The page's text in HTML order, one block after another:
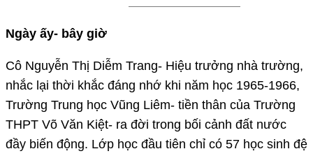
Ngày ấy- bây giờ
Cô Nguyễn Thị Diễm Trang- Hiệu trưởng nhà trường,
nhắc lại thời khắc đáng nhớ khi năm học 1965-1966,
Trường Trung học Vũng Liêm- tiền thân của Trường
THPT Võ Văn Kiệt- ra đời trong bối cảnh đất nước
đầy biến động. Lớp học đầu tiên chỉ có 57 học sinh đệ